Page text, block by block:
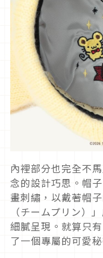
內裡部分也完全不
念的設計巧思。帽
畫刺繡，以戴著帽
（チームプリン）
細膩呈現。就算只
了一個專屬的可愛